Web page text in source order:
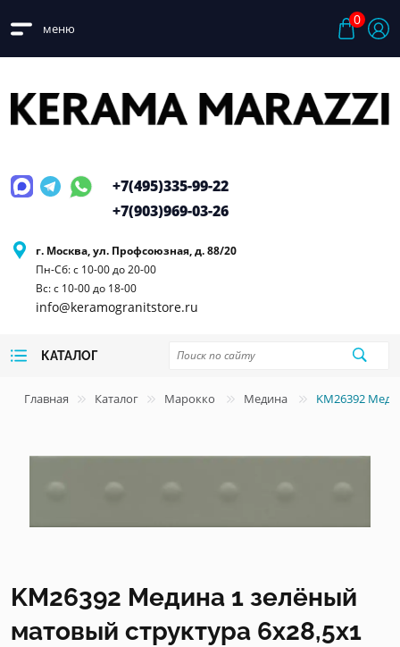
меню
0
г. Москва, ул. Профсоюзная, д. 88/20
Пн-Сб: с 10-00 до 20-00
Вс: с 10-00 до 18-00
info@keramogranitstore.ru
+7(495)335-99-22
+7(903)969-03-26
КАТАЛОГ
Главная Каталог Марокко Медина KM26392
KM26392 Медина 1 зелёный
матовый структура 6x28,5x1